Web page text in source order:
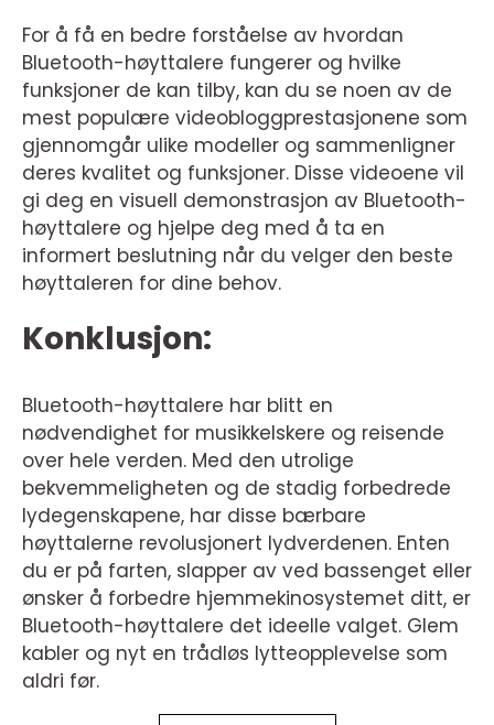
For å få en bedre forståelse av hvordan
Bluetooth-høyttalere fungerer og hvilke
funksjoner de kan tilby, kan du se noen av de
mest populære videobloggprestasjonene som
gjennomgår ulike modeller og sammenligner
deres kvalitet og funksjoner. Disse videoene vil
gi deg en visuell demonstrasjon av Bluetooth-
høyttalere og hjelpe deg med å ta en
informert beslutning når du velger den beste
høyttaleren for dine behov.
Konklusjon:
Bluetooth-høyttalere har blitt en
nødvendighet for musikkelskere og reisende
over hele verden. Med den utrolige
bekvemmeligheten og de stadig forbedrede
lydegenskapene, har disse bærbare
høyttalerne revolusjonert lydverdenen. Enten
du er på farten, slapper av ved bassenget eller
ønsker å forbedre hjemmekinosystemet ditt, er
Bluetooth-høyttalere det ideelle valget. Glem
kabler og nyt en trådløs lytteopplevelse som
aldri før.